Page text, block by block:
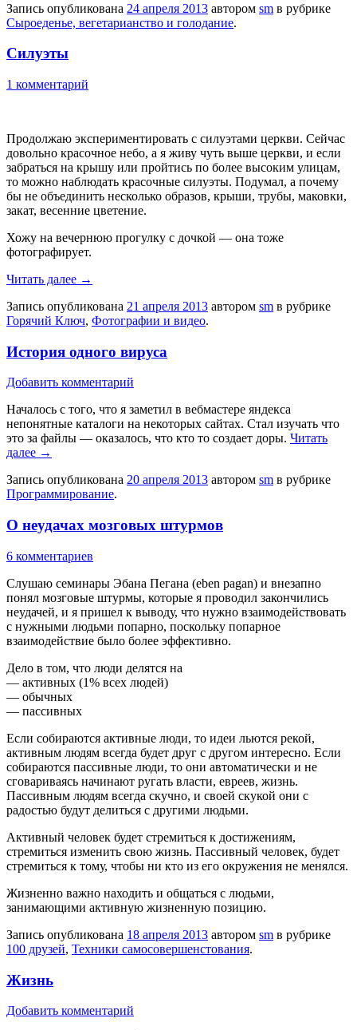
Запись опубликована 24 апреля 2013 автором sm в рубрике
Сыроеденье, вегетарианство и голодание.
Силуэты
1 комментарий
Продолжаю экспериментировать с силуэтами церкви. Сейчас
довольно красочное небо, а я живу чуть выше церкви, и если
забраться на крышу или пройтись по более высоким улицам,
то можно наблюдать красочные силуэты. Подумал, а почему
бы не объединить несколько образов, крыши, трубы, маковки,
закат, весенние цветение.
Хожу на вечернюю прогулку с дочкой — она тоже
фотографирует.
Читать далее →
Запись опубликована 21 апреля 2013 автором sm в рубрике
Горячий Ключ, Фотографии и видео.
История одного вируса
Добавить комментарий
Началось с того, что я заметил в вебмастере яндекса
непонятные каталоги на некоторых сайтах. Стал изучать что
это за файлы — оказалось, что кто то создает доры. Читать
далее →
Запись опубликована 20 апреля 2013 автором sm в рубрике
Программирование.
О неудачах мозговых штурмов
6 комментариев
Слушаю семинары Эбана Пегана (eben pagan) и внезапно
понял мозговые штурмы, которые я проводил закончились
неудачей, и я пришел к выводу, что нужно взаимодействовать
с нужными людьми попарно, поскольку попарное
взаимодействие было более эффективно.
Дело в том, что люди делятся на
— активных (1% всех людей)
— обычных
— пассивных
Если собираются активные люди, то идеи льются рекой,
активным людям всегда будет друг с другом интересно. Если
собираются пассивные люди, то они автоматически и не
сговариваясь начинают ругать власти, евреев, жизнь.
Пассивным людям всегда скучно, и своей скукой они с
радостью будут делиться с другими людьми.
Активный человек будет стремиться к достижениям,
стремиться изменить свою жизнь. Пассивный человек, будет
стремиться к тому, чтобы ни кто из его окружения не менялся.
Жизненно важно находить и общаться с людьми,
занимающими активную жизненную позицию.
Запись опубликована 18 апреля 2013 автором sm в рубрике
100 друзей, Техники самосовершенстования.
Жизнь
Добавить комментарий